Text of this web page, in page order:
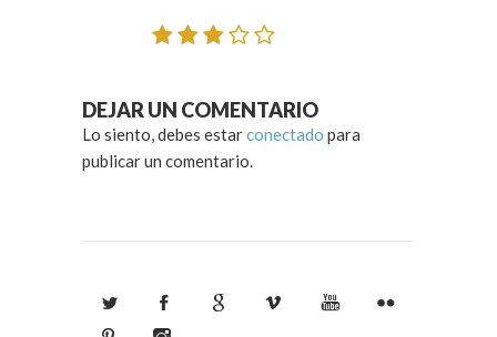
DEJAR UN COMENTARIO
Lo siento, debes estarconectado para
publicar un comentario.